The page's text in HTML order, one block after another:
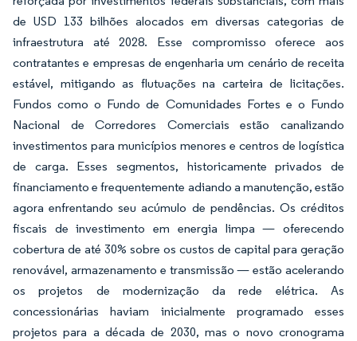
de USD 133 bilhões alocados em diversas categorias de
infraestrutura até 2028. Esse compromisso oferece aos
contratantes e empresas de engenharia um cenário de receita
estável, mitigando as flutuações na carteira de licitações.
Fundos como o Fundo de Comunidades Fortes e o Fundo
Nacional de Corredores Comerciais estão canalizando
investimentos para municípios menores e centros de logística
de carga. Esses segmentos, historicamente privados de
financiamento e frequentemente adiando a manutenção, estão
agora enfrentando seu acúmulo de pendências. Os créditos
fiscais de investimento em energia limpa — oferecendo
cobertura de até 30% sobre os custos de capital para geração
renovável, armazenamento e transmissão — estão acelerando
os projetos de modernização da rede elétrica. As
concessionárias haviam inicialmente programado esses
projetos para a década de 2030, mas o novo cronograma